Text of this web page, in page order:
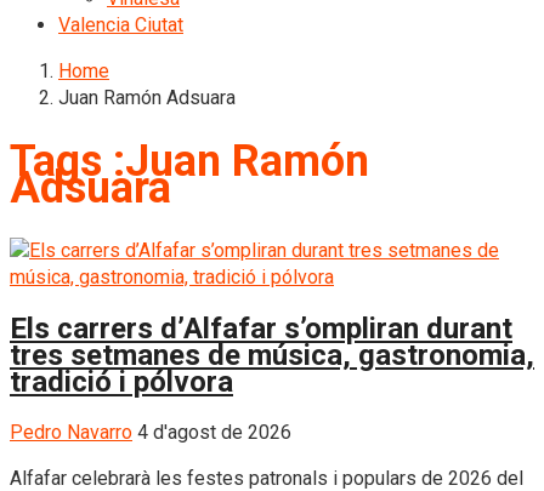
Valencia Ciutat
Home
Juan Ramón Adsuara
Tags :Juan Ramón
Adsuara
Els carrers d’Alfafar s’ompliran durant
tres setmanes de música, gastronomia,
tradició i pólvora
Pedro Navarro 4 d'agost de 2026
Alfafar celebrarà les festes patronals i populars de 2026 del